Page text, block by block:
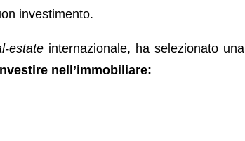
investimento.
estate internazionale, ha selezionato una
nell’immobiliare: